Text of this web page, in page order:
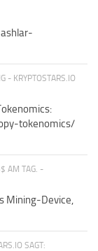
- KRYPTOSTARS.IO
tokenomics/
AM TAG. -
Mining-Device,
SAGT: